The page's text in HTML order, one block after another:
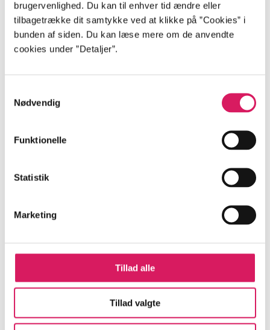
brugervenlighed. Du kan til enhver tid ændre eller
tilbagetrække dit samtykke ved at klikke på ”Cookies” i
bunden af siden. Du kan læse mere om de anvendte
cookies under ”Detaljer”.
Nødvendig
Funktionelle
Statistik
Marketing
Tillad alle
Tillad valgte
Artikler
Alle registrerede artikler fordelt på udgivelser